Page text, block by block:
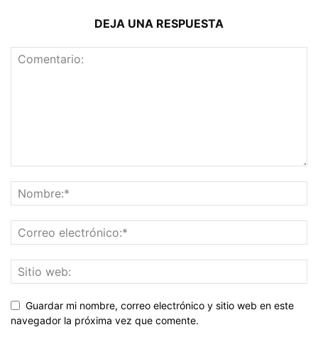
DEJA UNA RESPUESTA
Guardar mi nombre, correo electrónico y sitio web en este
navegador la próxima vez que comente.